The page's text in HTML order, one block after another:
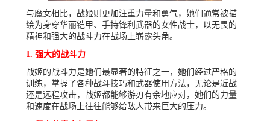
与魔女相比，战姬则更加注重力量和勇气，她们通常被描
绘为身穿华丽铠甲、手持锋利武器的女性战士，以无畏的
精神和强大的战斗力在战场上崭露头角。
1. 强大的战斗力
战姬的战斗力是她们最显著的特征之一，她们经过严格的
训练，掌握了各种战斗技巧和武器使用方法，无论是近战
还是远程攻击，战姬都能够游刃有余地应对，她们的力量
和速度在战场上往往能够给敌人带来巨大的压力。